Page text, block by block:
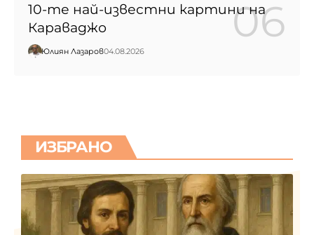
10-те най-известни картини на
Караваджо
Юлиян Лазаров04.08.2026
ИЗБРАНО